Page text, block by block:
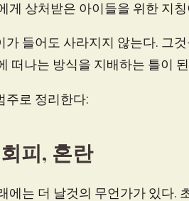
게 상처받은 아이들을 위한 지
가 들어도 사라지지 않는다. 그
떠나는 방식을 지배하는 틀이
주로 정리한다:
피, 혼란
에는 더 날것의 무언가가 있다.